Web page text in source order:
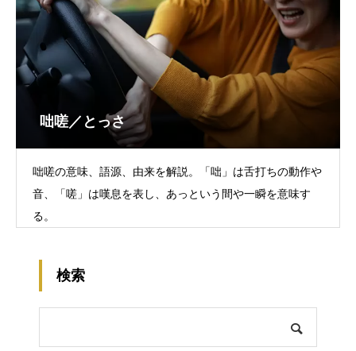
咄嗟／とっさ
咄嗟の意味、語源、由来を解説。「咄」は舌打ちの動作や
音、「嗟」は嘆息を表し、あっという間や一瞬を意味す
る。
検索